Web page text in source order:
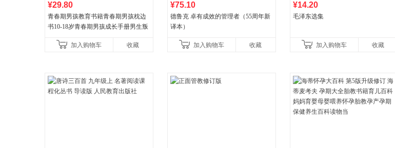
¥29.80
青春期男孩教育书籍青春期男孩枕边
书10-18岁青春期男孩成长手册男生叛
育书
加入购物车 收藏
¥75.10
德鲁克 卓有成效的管理者（55周年新
译本）
加入购物车 收藏
¥14.20
毛泽东选集
加入购物车 收藏